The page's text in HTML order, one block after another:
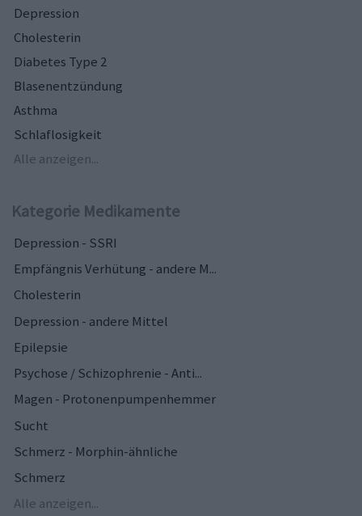
Depression
Cholesterin
Diabetes Type 2
Blasenentzündung
Asthma
Schlaflosigkeit
Alle anzeigen...
Kategorie Medikamente
Depression - SSRI
Empfängnis Verhütung - andere M...
Cholesterin
Depression - andere Mittel
Epilepsie
Psychose / Schizophrenie - Anti...
Magen - Protonenpumpenhemmer
Sucht
Schmerz - Morphin-ähnliche
Schmerz
Alle anzeigen...